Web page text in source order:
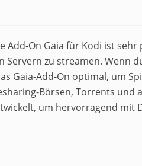
Add-On Gaia für Kodi ist
Servern zu streamen. Wenn
Gaia-Add-On optimal, um
Börsen, Torrents und
um hervorragend mit